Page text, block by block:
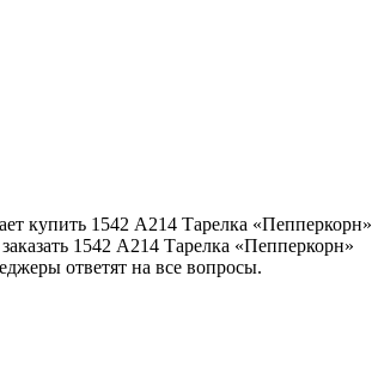
купить 1542 A214 Тарелка «Пепперкорн»
1542 A214 Тарелка «Пепперкорн»
ответят на все вопросы.